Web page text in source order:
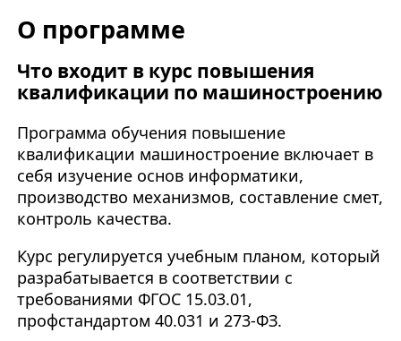
О программе
Что входит в курс повышения
квалификации по машиностроению
Программа обучения повышение
квалификации машиностроение включает в
себя изучение основ информатики,
производство механизмов, составление смет,
контроль качества.
Курс регулируется учебным планом, который
разрабатывается в соответствии с
требованиями ФГОС 15.03.01,
профстандартом 40.031 и 273-ФЗ.